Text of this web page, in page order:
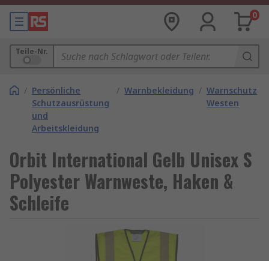
0
Teile-Nr.
/ Persönliche
Schutzausrüstung
und
Arbeitskleidung
/ Warnbekleidung / Warnschutz
Westen
Orbit International Gelb Unisex S
Polyester Warnweste, Haken &
Schleife